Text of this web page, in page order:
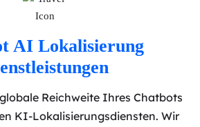
AI Lokalisierung
Reichweite Ihres Chatbots
KI-Lokalisierungsdiensten. Wir